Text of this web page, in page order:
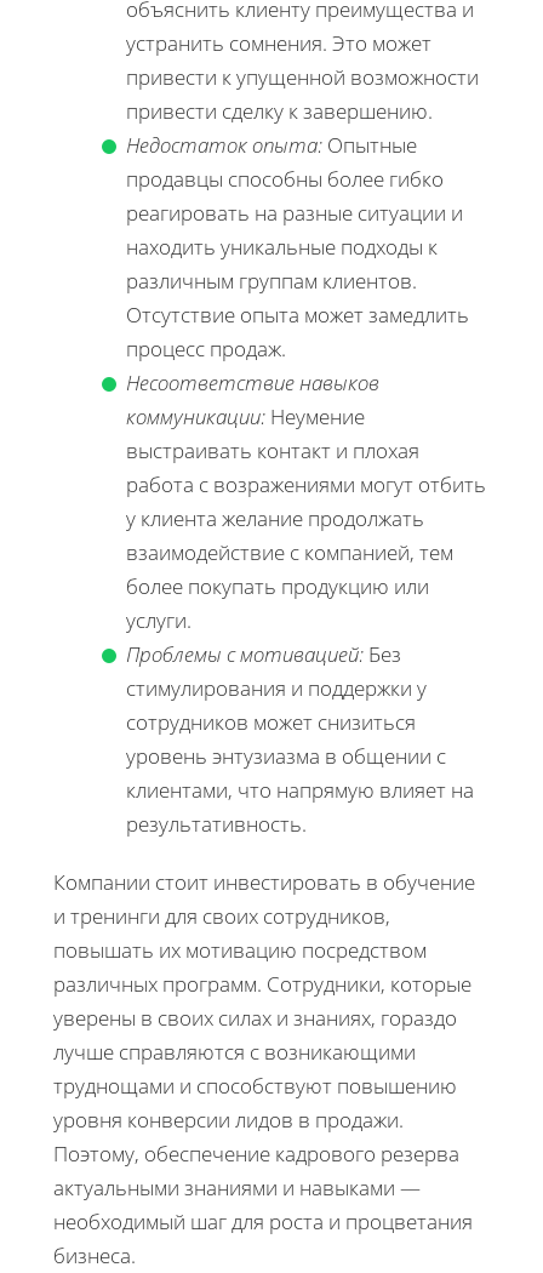
объяснить клиенту преимущества и
устранить сомнения. Это может
привести к упущенной возможности
привести сделку к завершению.
Недостаток опыта: Опытные
продавцы способны более гибко
реагировать на разные ситуации и
находить уникальные подходы к
различным группам клиентов.
Отсутствие опыта может замедлить
процесс продаж.
Несоответствие навыков
коммуникации: Неумение
выстраивать контакт и плохая
работа с возражениями могут отбить
у клиента желание продолжать
взаимодействие с компанией, тем
более покупать продукцию или
услуги.
Проблемы с мотивацией: Без
стимулирования и поддержки у
сотрудников может снизиться
уровень энтузиазма в общении с
клиентами, что напрямую влияет на
результативность.
Компании стоит инвестировать в обучение
и тренинги для своих сотрудников,
повышать их мотивацию посредством
различных программ. Сотрудники, которые
уверены в своих силах и знаниях, гораздо
лучше справляются с возникающими
труднощами и способствуют повышению
уровня конверсии лидов в продажи.
Поэтому, обеспечение кадрового резерва
актуальными знаниями и навыками —
необходимый шаг для роста и процветания
бизнеса.